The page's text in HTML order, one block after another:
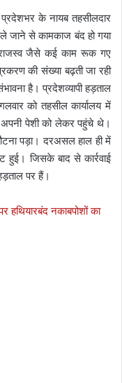
के नायब तहसीलदार
जाने से कामकाज बंद हो गया
जैसे कई काम रूक गए
की संख्या बढ़ती जा रही
है। प्रदेशव्यापी हड़ताल
को तहसील कार्यालय में
अपनी पेशी को लेकर पहुंचे थे।
पड़ा।दरअसल हाल ही में
हुई। जिसके बाद से कार्रवाई
पर हैं।
नकाबपोशों का